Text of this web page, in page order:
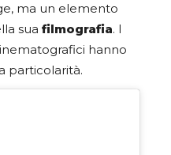
ma un elemento
sua filmografia. I
hanno
particolarità.